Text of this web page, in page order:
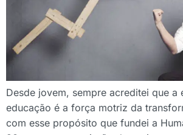
Desde jovem, sempre acreditei que a
educação é a força motriz da
com esse propósito que fundei a